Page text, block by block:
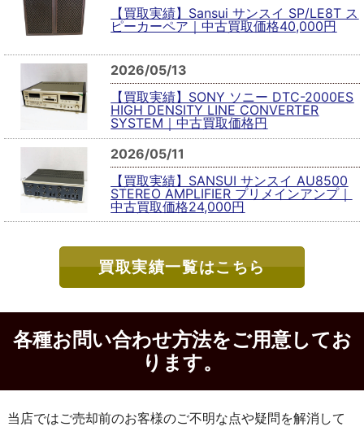
【買取実績】Sansui サンスイ SP/LE8T ス
ピーカーペア｜中古買取価格40,000円
2026/05/13
【買取実績】SONY ソニー DTC-2000ES
HIGH DENSITY LINE CONVERTER
SYSTEM｜中古買取価格円
2026/05/11
【買取実績】SANSUI サンスイ AU8500
STEREO AMPLIFIER プリメインアンプ｜
中古買取価格24,000円
買取実績一覧はこちら
各種お問い合わせ方法をご用意してお
ります。
当店ではご売却前のお客様のご不明な点や疑問を解消して